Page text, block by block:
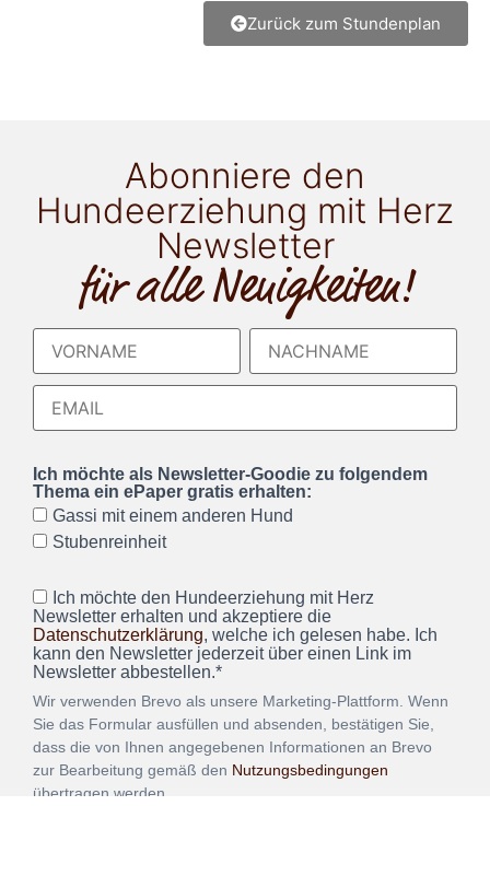
Zurück zum Stundenplan
Abonniere den
Hundeerziehung mit Herz
Newsletter
für alle Neuigkeiten!
Ich möchte als Newsletter-Goodie zu folgendem
Thema ein ePaper gratis erhalten:
Gassi mit einem anderen Hund
Stubenreinheit
Ich möchte den Hundeerziehung mit Herz
Newsletter erhalten und akzeptiere die
Datenschutzerklärung, welche ich gelesen habe. Ich
kann den Newsletter jederzeit über einen Link im
Newsletter abbestellen.*
Wir verwenden Brevo als unsere Marketing-Plattform. Wenn
Sie das Formular ausfüllen und absenden, bestätigen Sie,
dass die von Ihnen angegebenen Informationen an Brevo
zur Bearbeitung gemäß den Nutzungsbedingungen
übertragen werden.